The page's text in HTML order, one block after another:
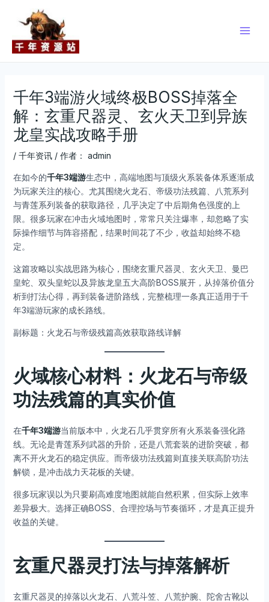
千年3端游火域终极BOSS掉落全
解：玄重尺器灵、玄火天卫到异族
龙皇实战攻略手册
/ 千年资讯/ 作者： admin
在如今的千年3端游生态中，高端地图与顶级火系装备体系逐渐成
为玩家关注的核心。尤其围绕火龙石、帝级功法残篇、八荒系列
与青莲系列装备的获取路径，几乎决定了中后期角色强度的上
限。很多玩家在冲击火域地图时，常常只关注爆率，却忽略了实
际操作细节与阵容搭配，结果时间花了不少，收益却始终不稳
定。
这篇攻略以实战思路为核心，围绕玄重尺器灵、玄火天卫、曼巴
皇蛇、双头皇蛇以及异族龙皇五大高阶BOSS展开，从掉落价值分
析到打法心得，再到装备进阶路线，完整梳理一条真正适用于千
年3端游玩家的成长路线。
副标题：火龙石与帝级残篇高效获取路线详解
火域核心材料：火龙石与帝级
功法残篇的真实价值
在千年3端游当前版本中，火龙石几乎贯穿所有火系装备强化路
线。无论是青莲系列武器的升阶，还是八荒套装的进阶突破，都
离不开火龙石的稳定供应。而帝级功法残篇则直接关联高阶功法
解锁，是冲击战力天花板的关键。
很多玩家误以为只要刷高难度地图就能自然积累，但实际上效率
差异极大。选择正确BOSS、合理控场与节奏循环，才是真正提升
收益的关键。
玄重尺器灵打法与掉落解析
玄重尺器灵的掉落以火龙石、八荒斗笠、八荒护腕、陀舍古靴以
navigation